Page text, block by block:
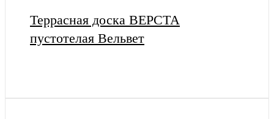
Террасная доска ВЕРСТА
пустотелая Вельвет